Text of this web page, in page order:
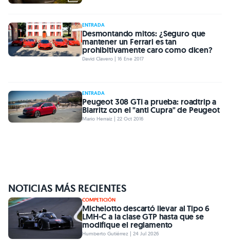
ENTRADA
Desmontando mitos: ¿Seguro que
mantener un Ferrari es tan
prohibitivamente caro como dicen?
David Clavero | 16 Ene 2017
ENTRADA
Peugeot 308 GTI a prueba: roadtrip a
Biarritz con el "anti Cupra" de Peugeot
Mario Herraiz | 22 Oct 2016
NOTICIAS MÁS RECIENTES
COMPETICIÓN
Michelotto descartó llevar al Tipo 6
LMH-C a la clase GTP hasta que se
modifique el reglamento
Humberto Gutiérrez | 24 Jul 2026